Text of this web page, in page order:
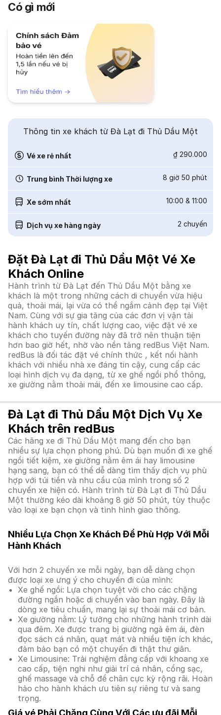
Có gì mới
Thông tin xe khách từ Đà Lạt đi Thủ Dầu Một
Vé xe rẻ nhất ₫ 290.000
Trung bình Thời lượng xe 8 giờ 50 phút
Xe sớm nhất 10:00 & 11:00
Dịch vụ xe hàng ngày 2 chuyến
Đặt Đà Lạt đi Thủ Dầu Một Vé Xe
Khách Online
Hành trình từ Đà Lạt đến Thủ Dầu Một bằng xe
khách là một trong những cách di chuyển vừa hiệu
quả, thoải mái, lại vừa có thể ngắm cảnh đẹp tại Việt
Nam. Cùng với sự gia tăng của các đơn vị vận tải
hành khách uy tín, chất lượng cao, việc đặt vé xe
khách cho tuyến đường này đã trở nên thuận tiện
hơn bao giờ hết, nhờ vào nền tảng redBus Việt Nam.
redBus là đối tác đặt vé chính thức , kết nối hành
khách với nhiều nhà xe đáng tin cậy, cung cấp các
loại hình dịch vụ đa dạng, từ xe ghế ngồi phổ thông,
xe giường nằm thoải mái, đến xe limousine cao cấp.
Đà Lạt đi Thủ Dầu Một Dịch Vụ Xe
Khách trên redBus
Các hãng xe đi Thủ Dầu Một mang đến cho bạn
nhiều sự lựa chọn phong phú. Dù bạn muốn đi xe ghế
ngồi tiết kiệm, xe giường nằm êm ái hay limousine
hạng sang, bạn có thể dễ dàng tìm thấy dịch vụ phù
hợp với túi tiền và nhu cầu của mình trong số 2
chuyến xe hiện có. Hành trình từ Đà Lạt đi Thủ Dầu
Một thường kéo dài khoảng 8 giờ 50 phút, tùy thuộc
vào loại xe bạn chọn và tình hình giao thông.
Nhiều Lựa Chọn Xe Khách Để Phù Hợp Với Mỗi
Hành Khách
Với hơn 2 chuyến xe mỗi ngày, bạn dễ dàng chọn
được loại xe ưng ý cho chuyến đi của mình:
Xe ghế ngồi: Lựa chọn tuyệt vời cho các chặng
đường ngắn hoặc di chuyển vào ban ngày. Đây là
dòng xe tiêu chuẩn, mang lại sự thoải mái cơ bản.
Xe giường nằm: Lý tưởng cho những hành trình dài
qua đêm. Xe được trang bị giường ngả êm ái, đèn
đọc sách cá nhân, quạt mát và nhiều tiện ích khác,
đảm bảo bạn có một chuyến đi thật thư giãn.
Xe Limousine: Trải nghiệm đẳng cấp với khoang xe
cao cấp, tiện nghi như giải trí cá nhân, cổng sạc,
ghế massage và chỗ để chân cực kỳ rộng rãi. Hoàn
hảo cho hành khách ưu tiên sự riêng tư và sang
trọng.